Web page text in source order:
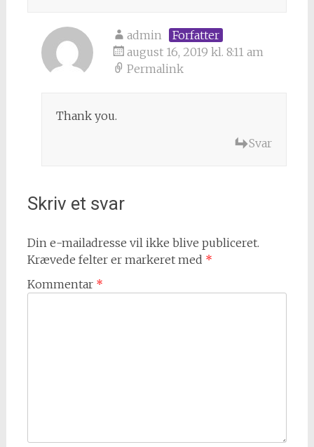
admin
Forfatter
august 16, 2019 kl. 8:11 am
Permalink
Thank you.
Svar
Skriv et svar
Din e-mailadresse vil ikke blive publiceret.
Krævede felter er markeret med *
Kommentar *